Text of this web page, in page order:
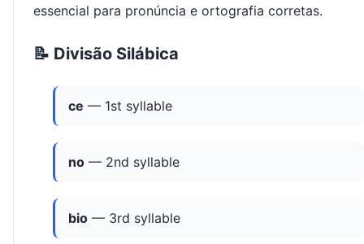
essencial para pronúncia e ortografia corretas.
📝 Divisão Silábica
ce — 1st syllable
no — 2nd syllable
bio — 3rd syllable